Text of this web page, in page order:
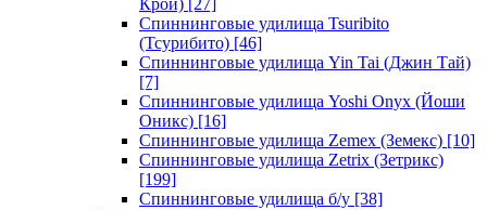
Крой) [27]
Спиннинговые удилища Tsuribito
(Тсурибито) [46]
Спиннинговые удилища Yin Tai (Джин Тай)
[7]
Спиннинговые удилища Yoshi Onyx (Йоши
Оникс) [16]
Спиннинговые удилища Zemex (Земекс) [10]
Спиннинговые удилища Zetrix (Зетрикс)
[199]
Спиннинговые удилища б/у [38]